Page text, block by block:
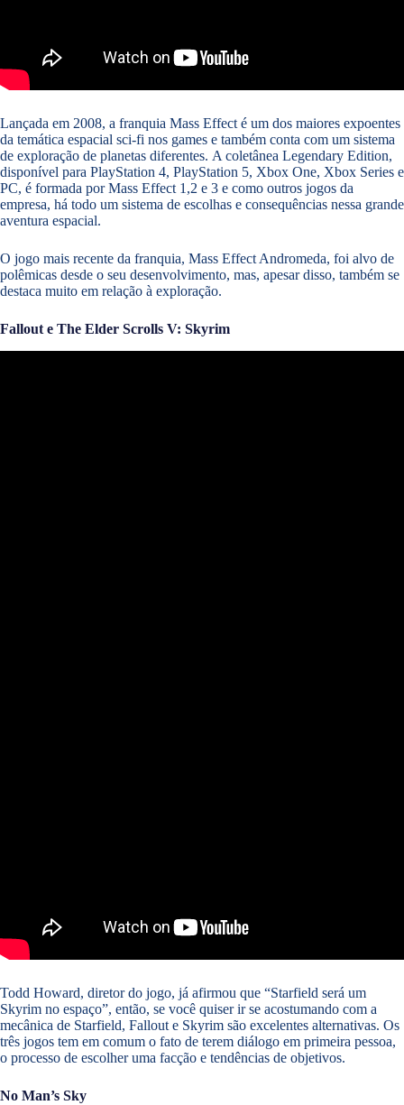
Lançada em 2008, a franquia Mass Effect é um dos maiores expoentes
da temática espacial sci-fi nos games e também conta com um sistema
de exploração de planetas diferentes. A coletânea Legendary Edition,
disponível para PlayStation 4, PlayStation 5, Xbox One, Xbox Series e
PC, é formada por Mass Effect 1,2 e 3 e como outros jogos da
empresa, há todo um sistema de escolhas e consequências nessa grande
aventura espacial.
O jogo mais recente da franquia, Mass Effect Andromeda, foi alvo de
polêmicas desde o seu desenvolvimento, mas, apesar disso, também se
destaca muito em relação à exploração.
Fallout e The Elder Scrolls V: Skyrim
Todd Howard, diretor do jogo, já afirmou que “Starfield será um
Skyrim no espaço”, então, se você quiser ir se acostumando com a
mecânica de Starfield, Fallout e Skyrim são excelentes alternativas. Os
três jogos tem em comum o fato de terem diálogo em primeira pessoa,
o processo de escolher uma facção e tendências de objetivos.
No Man’s Sky